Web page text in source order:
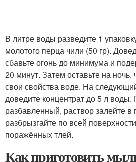
В литре воды разведите 1
молотого перца чили (50 гр).
сбавьте огонь до минимума и
20 минут. Затем оставьте на
свои свойства воде. На
доведите концентрат до 5 л
разбавленный, раствор залейте в
разбрызгайте по всей
поражённых тлей.
Как приготовить